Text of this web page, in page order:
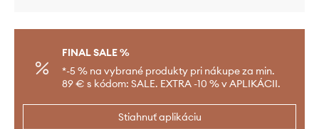
FINAL SALE %
*-5 % na vybrané produkty pri nákupe za min.
89 € s kódom: SALE. EXTRA -10 % v APLIKÁCII.
Stiahnuť aplikáciu